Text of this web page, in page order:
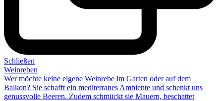
Schließen
Weinreben
Wer möchte keine eigene Weinrebe im Garten oder auf dem
Balkon? Sie schafft ein mediterranes Ambiente und schenkt uns
genussvolle Beeren. Zudem schmückt sie Mauern, beschattet